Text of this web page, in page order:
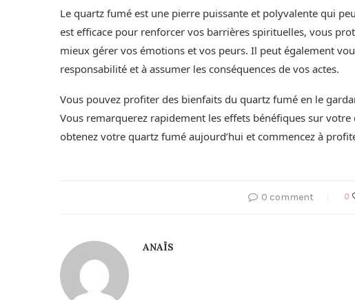
Le quartz fumé est une pierre puissante et polyvalente qui
est efficace pour renforcer vos barrières spirituelles, vous
mieux gérer vos émotions et vos peurs. Il peut également
responsabilité et à assumer les conséquences de vos actes.
Vous pouvez profiter des bienfaits du quartz fumé en le
Vous remarquerez rapidement les effets bénéfiques sur
obtenez votre quartz fumé aujourd’hui et commencez à
0 comment 0
ANAÏS